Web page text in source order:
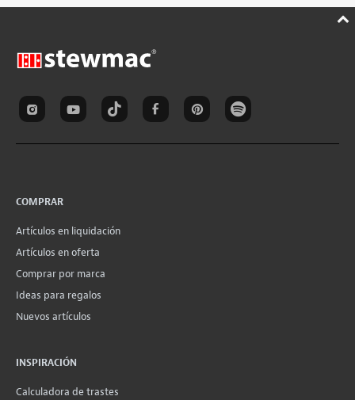
COMPRAR
Artículos en liquidación
Artículos en oferta
Comprar por marca
Ideas para regalos
Nuevos artículos
INSPIRACIÓN
Calculadora de trastes